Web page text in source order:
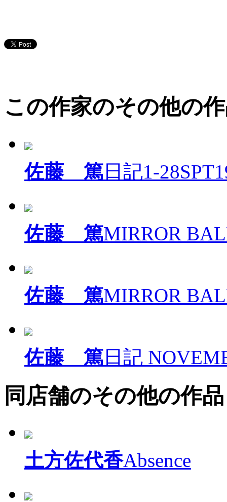
この作家のその他の
佐藤 篤 日記1-
佐藤 篤MIRROR
佐藤 篤MIRROR
佐藤 篤 日記
同店舗のその他の作品
土方佐代香Absence